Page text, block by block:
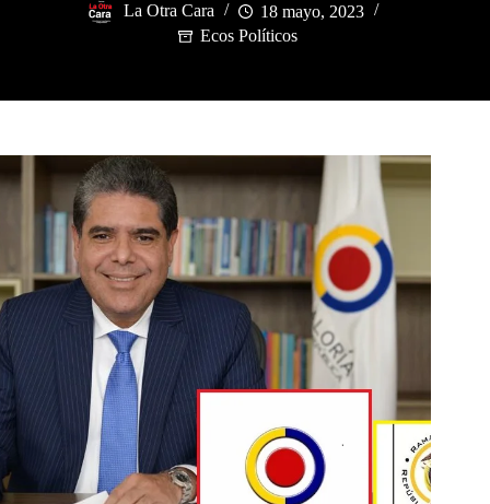
La Otra Cara
18 mayo, 2023
Ecos Políticos